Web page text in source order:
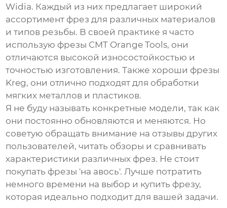
Widia. Каждый из них предлагает широкий
ассортимент фрез для различных материалов
и типов резьбы. В своей практике я часто
использую фрезы CMT Orange Tools, они
отличаются высокой износостойкостью и
точностью изготовления. Также хороши фрезы
Kreg, они отлично подходят для обработки
мягких металлов и пластиков.
Я не буду называть конкретные модели, так как
они постоянно обновляются и меняются. Но
советую обращать внимание на отзывы других
пользователей, читать обзоры и сравнивать
характеристики различных фрез. Не стоит
покупать фрезы 'на авось'. Лучше потратить
немного времени на выбор и купить фрезу,
которая идеально подходит для вашей задачи.